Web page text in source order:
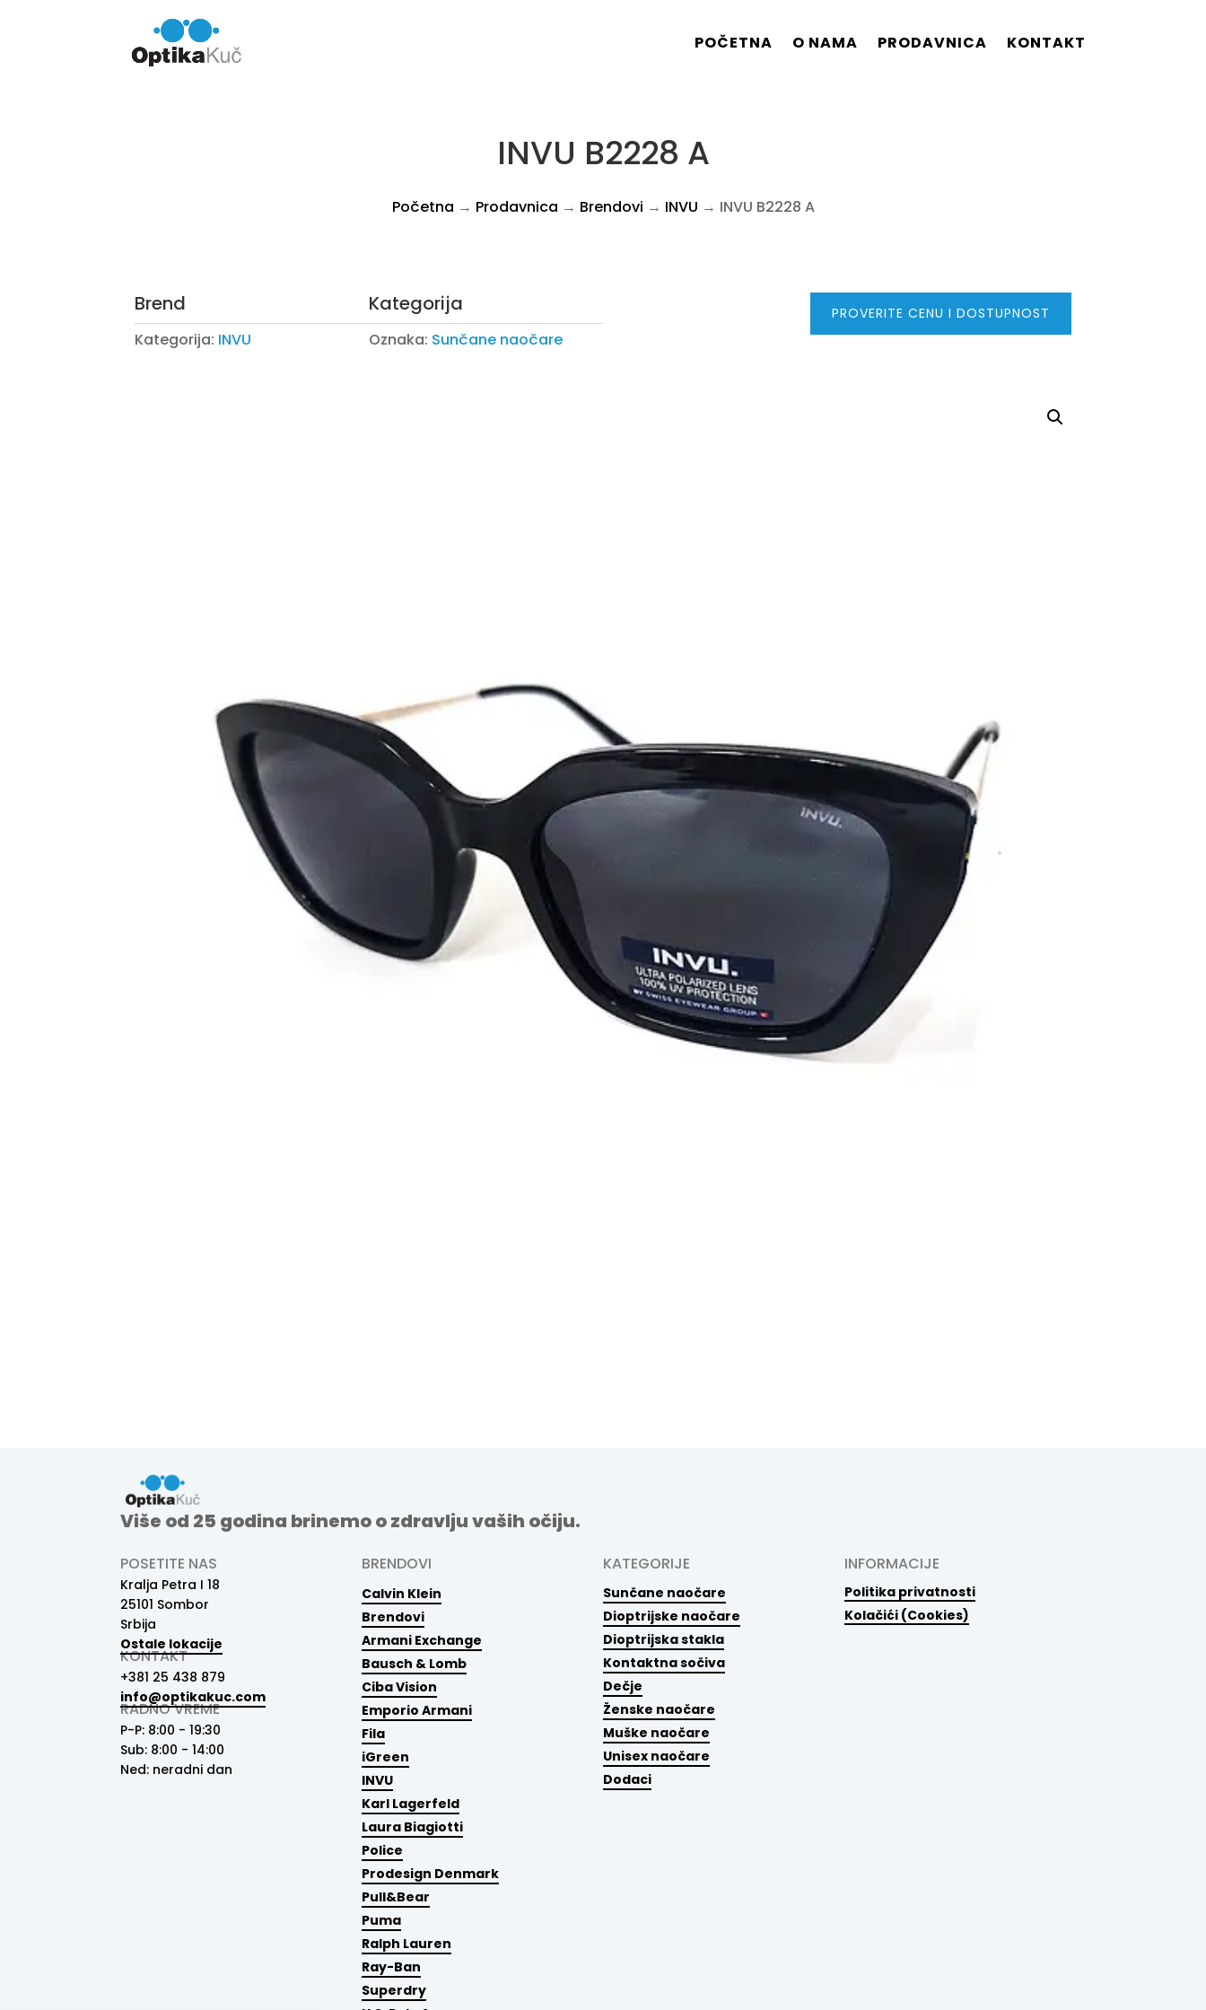
POČETNA O NAMA PRODAVNICA KONTAKT
INVU B2228 A
Početna → Prodavnica → Brendovi → INVU → INVU B2228 A
Brend
Kategorija: INVU
Kategorija
Oznaka: Sunčane naočare
PROVERITE CENU I DOSTUPNOST
Više od 25 godina brinemo o zdravlju vaših očiju.
POSETITE NAS
Kralja Petra I 18
25101 Sombor
Srbija
Ostale lokacije
KONTAKT
+381 25 438 879
info@optikakuc.com
RADNO VREME
P-P: 8:00 - 19:30
Sub: 8:00 - 14:00
Ned: neradni dan
BRENDOVI
Calvin Klein
Brendovi
Armani Exchange
Bausch & Lomb
Ciba Vision
Emporio Armani
Fila
iGreen
INVU
Karl Lagerfeld
Laura Biagiotti
Police
Prodesign Denmark
Pull&Bear
Puma
Ralph Lauren
Ray-Ban
Superdry
KATEGORIJE
Sunčane naočare
Dioptrijske naočare
Dioptrijska stakla
Kontaktna sočiva
Dečje
Ženske naočare
Muške naočare
Unisex naočare
Dodaci
INFORMACIJE
Politika privatnosti
Kolačići (Cookies)